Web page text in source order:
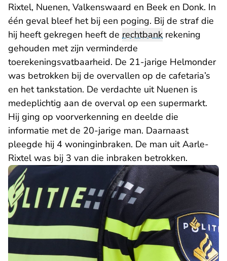
Rixtel, Nuenen, Valkenswaard en Beek en Donk. In
één geval bleef het bij een poging. Bij de straf die
hij heeft gekregen heeft de rechtbank rekening
gehouden met zijn verminderde
toerekeningsvatbaarheid. De 21-jarige Helmonder
was betrokken bij de overvallen op de cafetaria’s
en het tankstation. De verdachte uit Nuenen is
medeplichtig aan de overval op een supermarkt.
Hij ging op voorverkenning en deelde die
informatie met de 20-jarige man. Daarnaast
pleegde hij 4 woninginbraken. De man uit Aarle-
Rixtel was bij 3 van die inbraken betrokken.